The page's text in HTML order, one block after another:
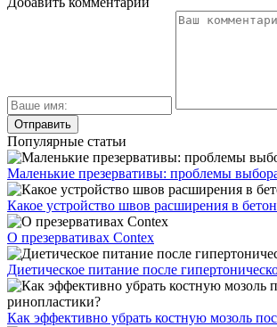
Популярные статьи
Маленькие презервативы: проблемы
Какое устройство швов расширения в
О презервативах Contex
Диетическое питание после
Как эффективно убрать костную мозоль